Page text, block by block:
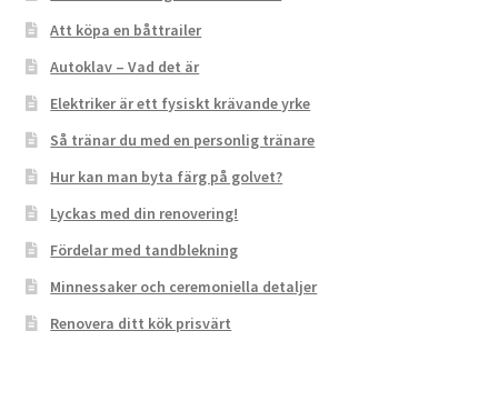
Att köpa en båttrailer
Autoklav – Vad det är
Elektriker är ett fysiskt krävande yrke
Så tränar du med en personlig tränare
Hur kan man byta färg på golvet?
Lyckas med din renovering!
Fördelar med tandblekning
Minnessaker och ceremoniella detaljer
Renovera ditt kök prisvärt